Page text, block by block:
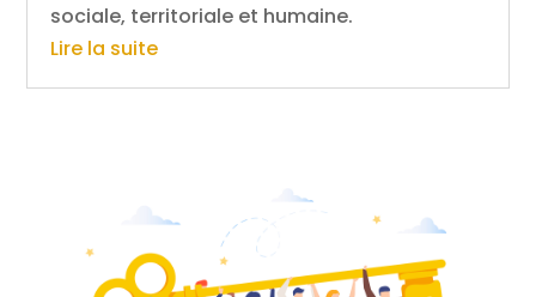
sociale, territoriale et humaine.
Lire la suite